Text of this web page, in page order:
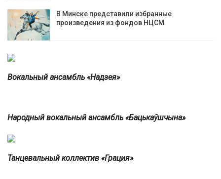
В Минске представили избранные
произведения из фондов НЦСМ
Вокальный ансамбль «Надзея»
Народный вокальный ансамбль «Бацькаўшчына»
Танцевальный коллектив «Грация»